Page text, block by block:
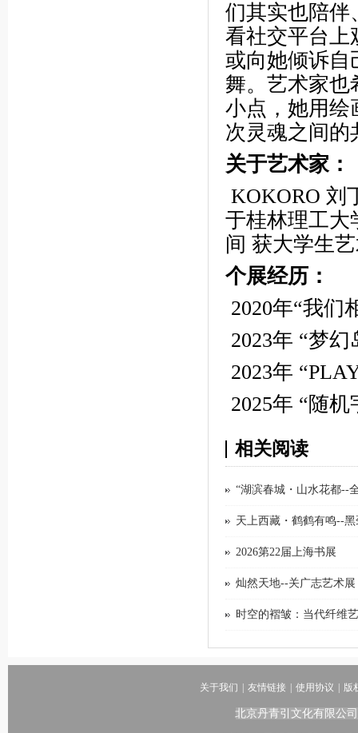
们其实也陪伴
看社交平台上
或向她倾诉自
舞。艺术家也
小点，她用绘
次灵魂之间的
关于艺术家：
KOKORO 刘
于桂林理工大
间 获大学生
个展经历：
2020年“我们
2023年 “梦
2023年
2025年 “随
相关阅读
“湖滨春城・山水花都--
天上西藏・鹤鹤有鸣--
2026第22届上海书展
灿然天地--关广志艺术展
时空的褶皱：当代纤维
关于我们 友情链接 使用协议 版
北京丹青引文化有限公